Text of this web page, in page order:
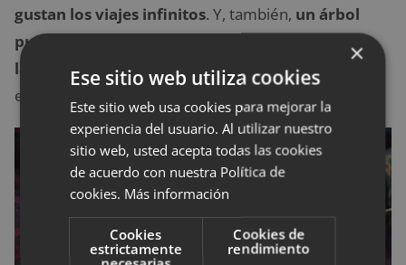
gustan los viajes infinitos. Y, también, un árbol
puede destacar que nos sentimos muy unidos a
la naturaleza y a todos los elementos que se
encuentran en ella.
×
Ese sitio web utiliza cookies
Este sitio web usa cookies para mejorar la
experiencia del usuario. Al utilizar nuestro
sitio web, usted acepta todas las cookies
de acuerdo con nuestra Política de
cookies. Más información
Cookies
estrictamente
Cookies de
rendimiento